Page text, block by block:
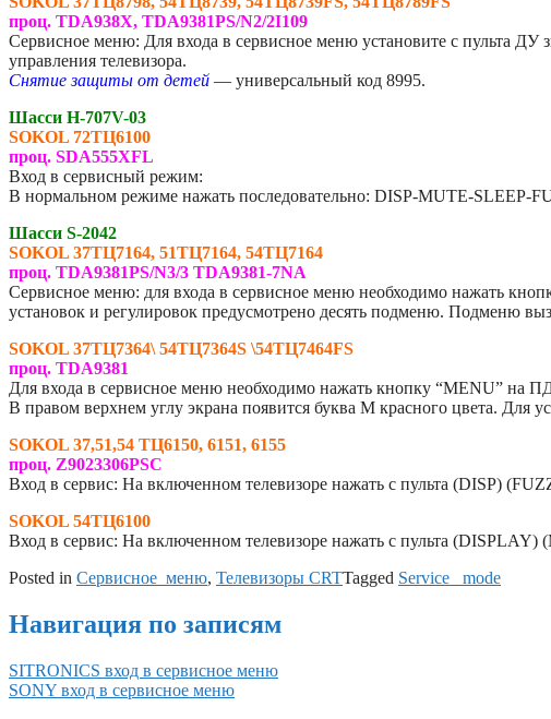
проц. TDA938X, TDA9381PS/N2/2I109
Сервисное меню: Для входа в сервисное меню установите с пульта
управления телевизора.
Снятие защиты от детей — универсальный код 8995.
Шасси H-707V-03
SOKOL 72ТЦ6100
проц. SDA555XFL
Вход в сервисный режим:
В нормальном режиме нажать последовательно: DISP-MUTE-
Шасси S-2042
SOKOL 37ТЦ7164, 51ТЦ7164, 54ТЦ7164
проц. TDA9381PS/N3/3 TDA9381-7NA
Сервисное меню: для входа в сервисное меню необходимо нажать
установок и регулировок предусмотрено десять подменю. Подменю
SOKOL 37ТЦ7364\ 54ТЦ7364S \54ТЦ7464FS
проц. TDA9381
Для входа в сервисное меню необходимо нажать кнопку “MENU”
В правом верхнем углу экрана появится буква М красного цвета.
SOKOL 37,51,54 ТЦ6150, 6151, 6155
проц. Z9023306PSC
Вход в сервис: На включенном телевизоре нажать с пульта (DISP)
SOKOL 54ТЦ6100
Вход в сервис: На включенном телевизоре нажать с пульта
Posted in Сервисное_меню, Телевизоры CRTTagged Service _mode
Навигация по записям
SITRONICS вход в сервисное меню
SONY вход в сервисное меню